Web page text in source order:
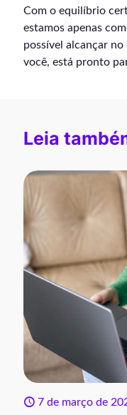
Com o equilíbrio
estamos apenas
possível alcançar
você, está pronto
Leia
7 de março de